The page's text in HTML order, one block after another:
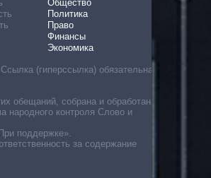
Общество
Политика
Право
Финансы
Экономика
(гиперссылка) обязательна
обещаний, собрана и обработана
контроля Слово и
поддержке».
за содержание